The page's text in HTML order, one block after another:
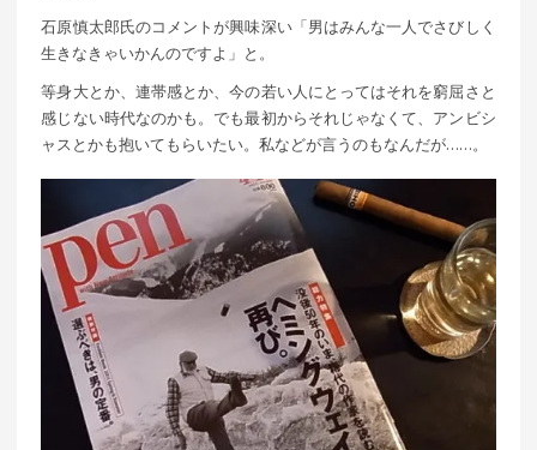
石原慎太郎氏のコメントが興味深い「男はみんな一人でさびしく
生きなきゃいかんのですよ」と。
等身大とか、連帯感とか、今の若い人にとってはそれを窮屈さと
感じない時代なのかも。でも最初からそれじゃなくて、アンビシ
ャスとかも抱いてもらいたい。私などが言うのもなんだが……。